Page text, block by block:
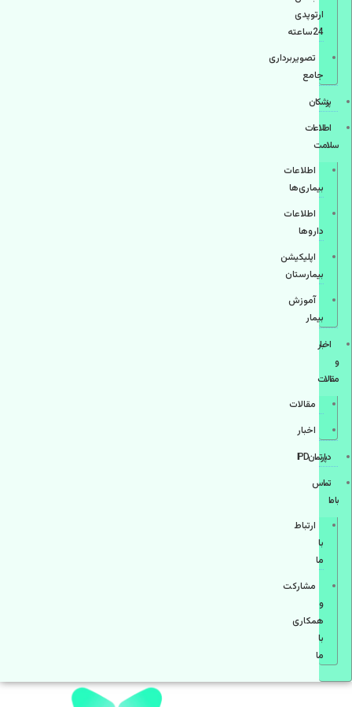
ارتوپدی
24ساعته
تصویربرداری
جامع
پزشكان
اطلاعات
سلامت
اطلاعات
بیماری‌ها
اطلاعات
دارو‌ها
اپليكيشن
بيمارستان
آموزش
بیمار
اخبار
و
مقالات
مقالات
اخبار
دپارتمانIPD
تماس
با ما
ارتباط
با
ما
مشاركت
و
همكاری
با
ما